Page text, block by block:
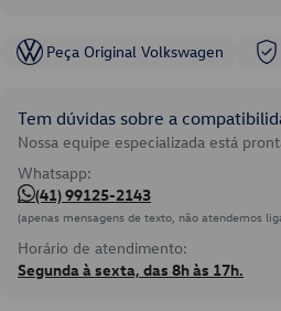
Peça Original Volkswagen
Tem dúvidas sobre a
Nossa equipe especializada está
Whatsapp:
(41) 99125-2143
(apenas mensagens de texto, não atendemos
Horário de atendimento:
Segunda à sexta, das 8h às 17h.